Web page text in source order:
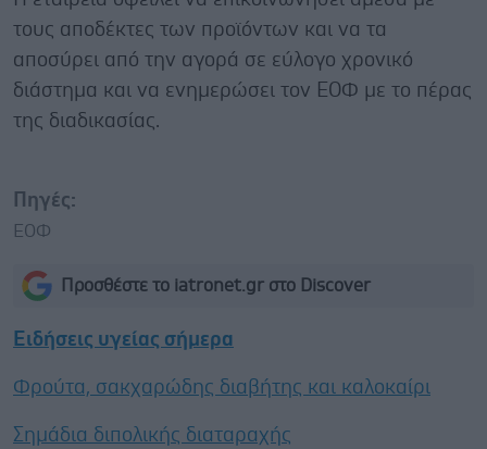
τους αποδέκτες των προϊόντων και να τα
αποσύρει από την αγορά σε εύλογο χρονικό
διάστημα και να ενημερώσει τον ΕΟΦ με το πέρας
της διαδικασίας.
Πηγές:
EOΦ
Προσθέστε το iatronet.gr στο Discover
Ειδήσεις υγείας σήμερα
Φρούτα, σακχαρώδης διαβήτης και καλοκαίρι
Σημάδια διπολικής διαταραχής